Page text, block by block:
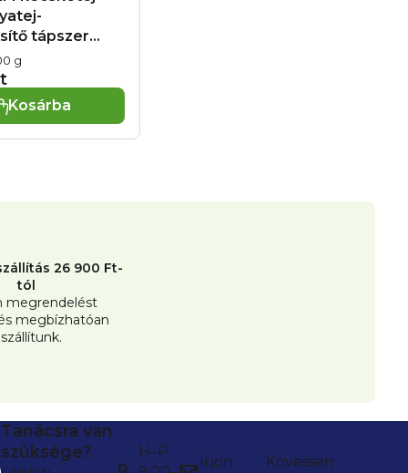
tápszer
g
Kosárba
26 900 Ft-
tól
megrendelést
megbízhatóan
Tanácsra van
szüksége?
H–P
írjon
Kövessen